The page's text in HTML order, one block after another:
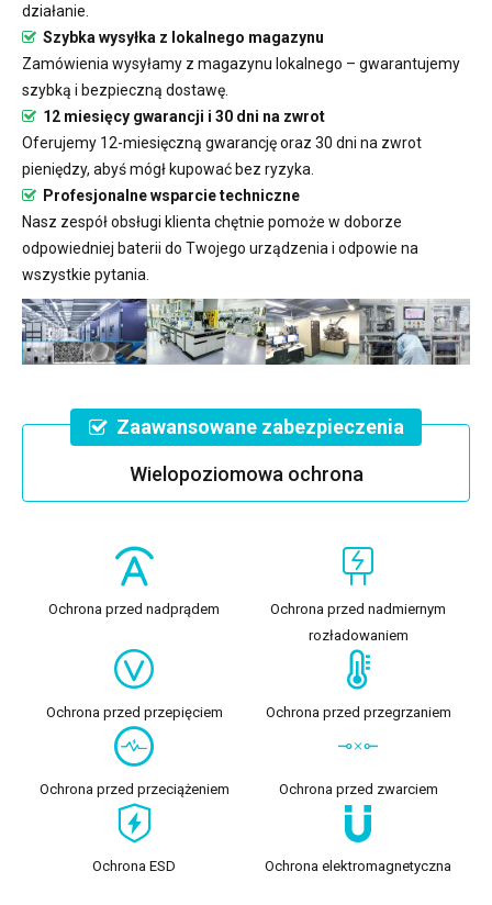
działanie.
Szybka wysyłka z lokalnego magazynu
Zamówienia wysyłamy z magazynu lokalnego – gwarantujemy
szybką i bezpieczną dostawę.
12 miesięcy gwarancji i 30 dni na zwrot
Oferujemy 12-miesięczną gwarancję oraz 30 dni na zwrot
pieniędzy, abyś mógł kupować bez ryzyka.
Profesjonalne wsparcie techniczne
Nasz zespół obsługi klienta chętnie pomoże w doborze
odpowiedniej baterii do Twojego urządzenia i odpowie na
wszystkie pytania.
Zaawansowane zabezpieczenia
Wielopoziomowa ochrona
Ochrona przed nadprądem
Ochrona przed nadmiernym
rozładowaniem
Ochrona przed przepięciem Ochrona przed przegrzaniem
Ochrona przed przeciążeniem Ochrona przed zwarciem
Ochrona ESD Ochrona elektromagnetyczna